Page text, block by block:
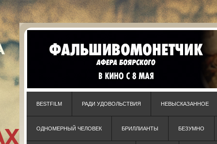
BESTFILM РАДИ УДОВОЛЬСТВИЯ НЕВЫСКАЗАННОЕ
ОДНОМЕРНЫЙ ЧЕЛОВЕК БРИЛЛИАНТЫ БЕЗУМНО